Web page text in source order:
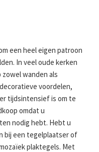
een heel eigen patroon
In veel oude kerken
wanden als
voordelen,
tijdsintensief is om te
omdat u
nodig hebt. Hebt u
bij een tegelplaatser of
plaktegels. Met